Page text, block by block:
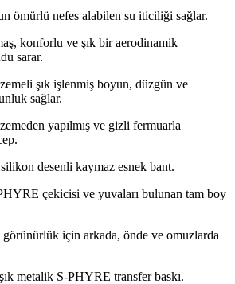
ömürlü nefes alabilen su iticiliği sağlar.
konforlu ve şık bir aerodinamik
sarar.
şık işlenmiş boyun, düzgün ve
sağlar.
yapılmış ve gizli fermuarla
desenli kaymaz esnek bant.
çekicisi ve yuvaları bulunan tam boy
görünürlük için arkada, önde ve omuzlarda
metalik S-PHYRE transfer baskı.